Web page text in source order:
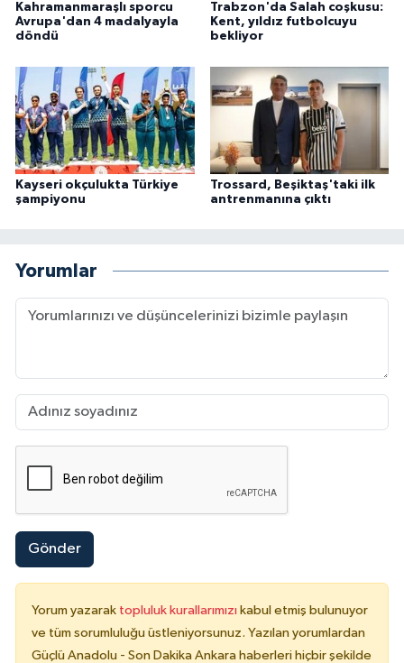
Kahramanmaraşlı sporcu
Avrupa'dan 4 madalyayla
döndü
Trabzon'da Salah coşkusu:
Kent, yıldız futbolcuyu
bekliyor
Kayseri okçulukta Türkiye
şampiyonu
Trossard, Beşiktaş'taki ilk
antrenmanına çıktı
Yorumlar
Gönder
Yorum yazarak topluluk kurallarımızı kabul etmiş bulunuyor
ve tüm sorumluluğu üstleniyorsunuz. Yazılan yorumlardan
Güçlü Anadolu - Son Dakika Ankara haberleri hiçbir şekilde